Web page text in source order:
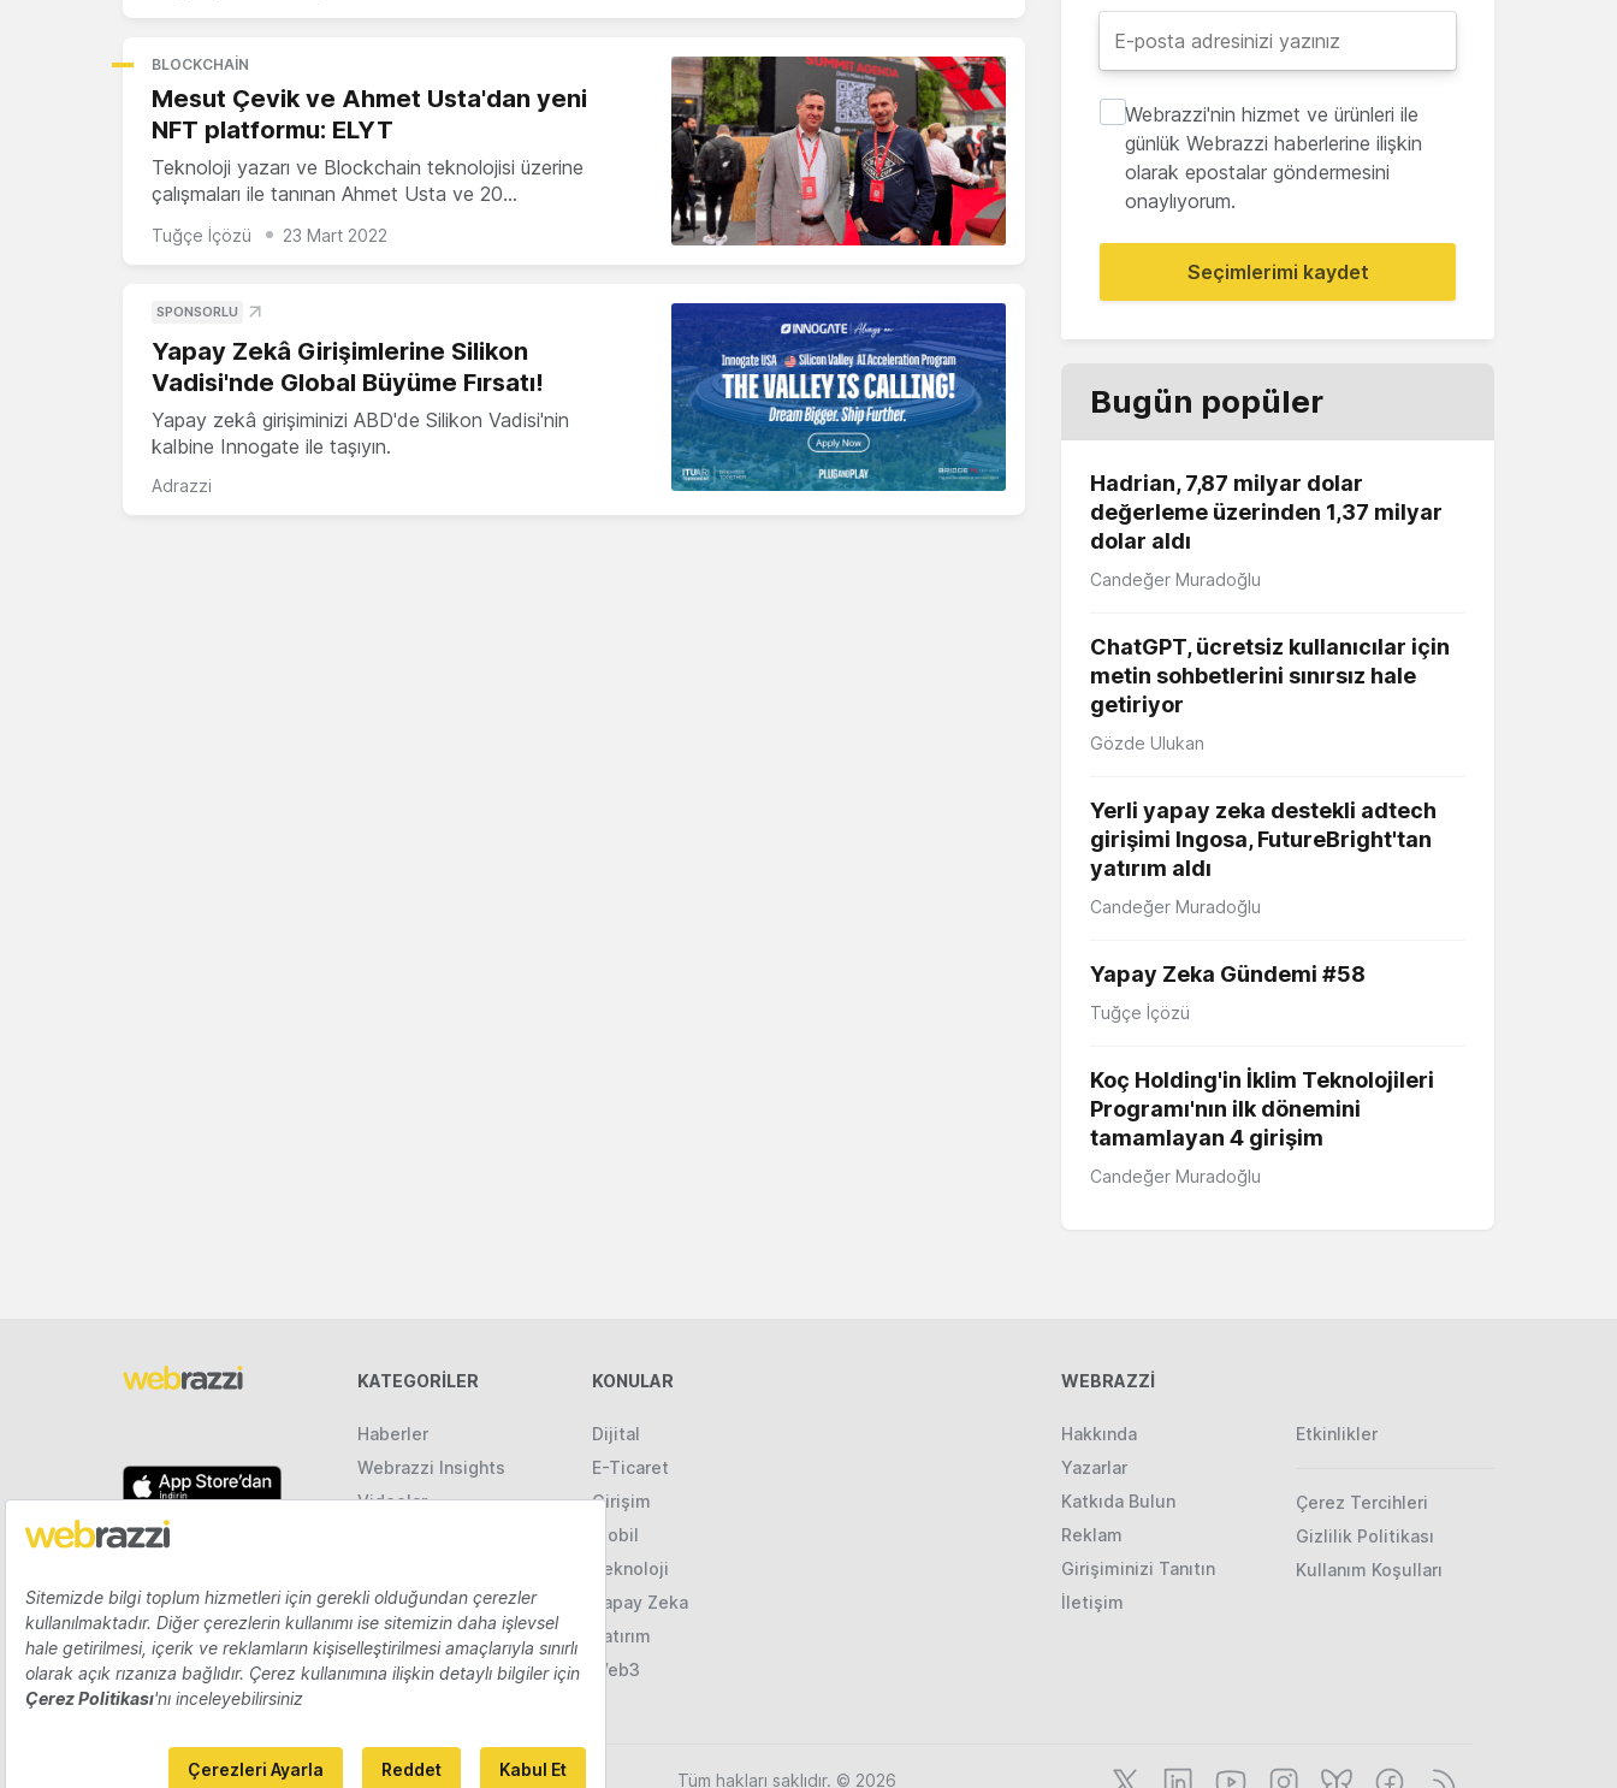
BLOCKCHAIN
Mesut Çevik ve Ahmet Usta'dan yeni
NFT platformu: ELYT
Teknoloji yazarı ve Blockchain teknolojisi üzerine
çalışmaları ile tanınan Ahmet Usta ve 20…
Tuğçe İçözü 23 Mart 2022
SPONSORLU
Yapay Zekâ Girişimlerine Silikon
Vadisi'nde Global Büyüme Fırsatı!
Yapay zekâ girişiminizi ABD'de Silikon Vadisi'nin
kalbine Innogate ile taşıyın.
Adrazzi
Webrazzi'nin hizmet ve ürünleri ile
günlük Webrazzi haberlerine ilişkin
olarak epostalar göndermesini
onaylıyorum.
Seçimlerimi kaydet
Bugün popüler
Hadrian, 7,87 milyar dolar
değerleme üzerinden 1,37 milyar
dolar aldı
Candeğer Muradoğlu
ChatGPT, ücretsiz kullanıcılar için
metin sohbetlerini sınırsız hale
getiriyor
Gözde Ulukan
Yerli yapay zeka destekli adtech
girişimi Ingosa, FutureBright'tan
yatırım aldı
Candeğer Muradoğlu
Yapay Zeka Gündemi #58
Tuğçe İçözü
Koç Holding'in İklim Teknolojileri
Programı'nın ilk dönemini
tamamlayan 4 girişim
Candeğer Muradoğlu
KATEGORILER
Haberler
Webrazzi Insights
Videolar
KONULAR
Dijital
E-Ticaret
Girişim
Mobil
Teknoloji
Yapay Zeka
Yatırım
Web3
WEBRAZZİ
Hakkında
Yazarlar
Katkıda Bulun
Reklam
Girişiminizi Tanıtın
İletişim
Etkinlikler
Çerez Tercihleri
Gizlilik Politikası
Kullanım Koşulları
Tüm hakları saklıdır. © 2026